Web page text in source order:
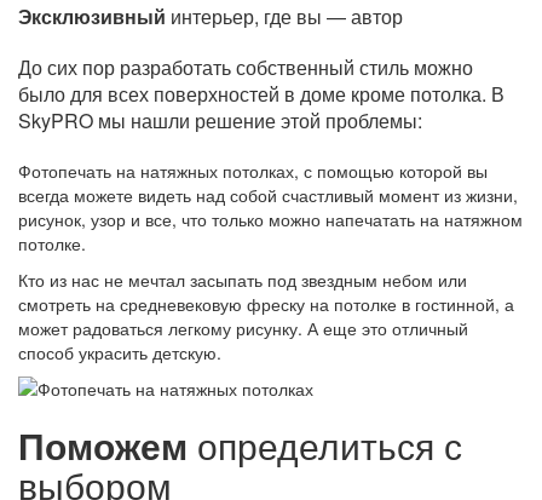
Эксклюзивный интерьер, где вы — автор
До сих пор разработать собственный стиль можно
было для всех поверхностей в доме кроме потолка. В
SkyPRO мы нашли решение этой проблемы:
Фотопечать на натяжных потолках, с помощью которой вы
всегда можете видеть над собой счастливый момент из жизни,
рисунок, узор и все, что только можно напечатать на натяжном
потолке.
Кто из нас не мечтал засыпать под звездным небом или
смотреть на средневековую фреску на потолке в гостинной, а
может радоваться легкому рисунку. А еще это отличный
способ украсить детскую.
Поможем определиться с
выбором